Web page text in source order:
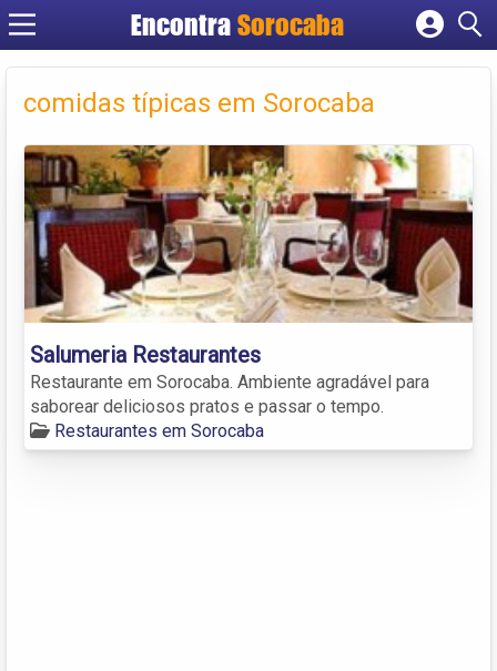
EncontraSorocaba
Cadastrar empresa
Criar conta
comidas típicas em Sorocaba
Salumeria Restaurantes
Restaurante em Sorocaba. Ambiente agradável para
saborear deliciosos pratos e passar o tempo.
Restaurantes em Sorocaba